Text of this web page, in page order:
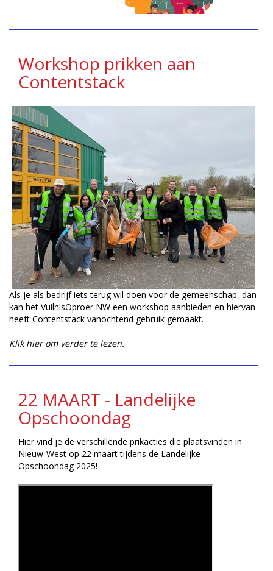
Workshop prikken aan
Contentstack
Als je als bedrijf iets terug wil doen voor de gemeenschap, dan
kan het VuilnisOproer NW een workshop aanbieden en hiervan
heeft Contentstack vanochtend gebruik gemaakt.
Klik hier om verder te lezen.
22 MAART - Landelijke
Opschoondag
Hier vind je de verschillende prikacties die plaatsvinden in
Nieuw-West op 22 maart tijdens de Landelijke
Opschoondag 2025!